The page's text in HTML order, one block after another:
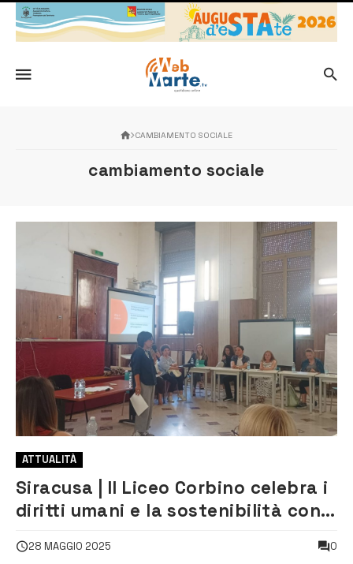
CAMBIAMENTO SOCIALE
cambiamento sociale
ATTUALITÀ
Siracusa | Il Liceo Corbino celebra i
diritti umani e la sostenibilità con il
28 MAGGIO 2025 0